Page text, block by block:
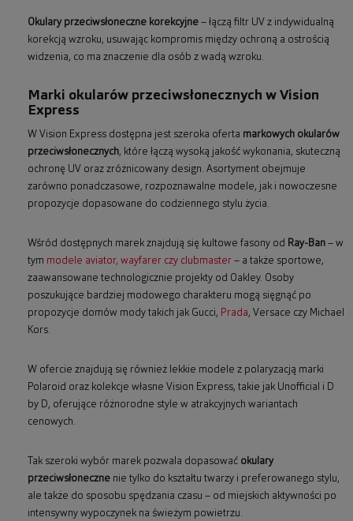
Okulary przeciwsłoneczne korekcyjne – łączą filtr UV z indywidualną
korekcją wzroku, usuwając kompromis między ochroną a ostrością
widzenia, co ma znaczenie dla osób z wadą wzroku.
Marki okularów przeciwsłonecznych w Vision
Express
W Vision Express dostępna jest szeroka oferta markowych okularów
przeciwsłonecznych, które łączą wysoką jakość wykonania, skuteczną
ochronę UV oraz zróżnicowany design. Asortyment obejmuje
zarówno ponadczasowe, rozpoznawalne modele, jak i nowoczesne
propozycje dopasowane do codziennego stylu życia.
Wśród dostępnych marek znajdują się kultowe fasony od Ray-Ban – w
tym modele aviator, wayfarer czy clubmaster – a także sportowe,
zaawansowane technologicznie projekty od Oakley. Osoby
poszukujące bardziej modowego charakteru mogą sięgnąć po
propozycje domów mody takich jak Gucci, Prada, Versace czy Michael
Kors.
W ofercie znajdują się również lekkie modele z polaryzacją marki
Polaroid oraz kolekcje własne Vision Express, takie jak Unofficial i D
by D, oferujące różnorodne style w atrakcyjnych wariantach
cenowych.
Tak szeroki wybór marek pozwala dopasować okulary
przeciwsłoneczne nie tylko do kształtu twarzy i preferowanego stylu,
ale także do sposobu spędzania czasu – od miejskich aktywności po
intensywny wypoczynek na świeżym powietrzu.